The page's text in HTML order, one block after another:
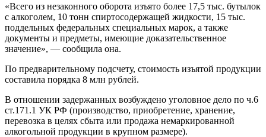
«Всего из незаконного оборота изъято более 17,5 тыс. бутылок
с алкоголем, 10 тонн спиртосодержащей жидкости, 15 тыс.
поддельных федеральных специальных марок, а также
документы и предметы, имеющие доказательственное
значение», — сообщила она.
По предварительному подсчету, стоимость изъятой продукции
составила порядка 8 млн рублей.
В отношении задержанных возбуждено уголовное дело по ч.6
ст.171.1 УК РФ (производство, приобретение, хранение,
перевозка в целях сбыта или продажа немаркированной
алкогольной продукции в крупном размере).